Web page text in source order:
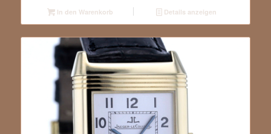
In den Warenkorb Details anzeigen